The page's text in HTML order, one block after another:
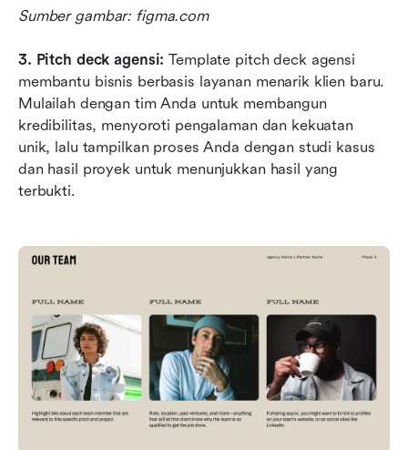
Sumber gambar: figma.com
3. Pitch deck agensi: Template pitch deck agensi
membantu bisnis berbasis layanan menarik klien baru.
Mulailah dengan tim Anda untuk membangun
kredibilitas, menyoroti pengalaman dan kekuatan
unik, lalu tampilkan proses Anda dengan studi kasus
dan hasil proyek untuk menunjukkan hasil yang
terbukti.